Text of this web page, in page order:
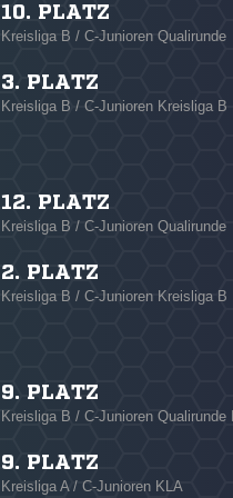
10. PLATZ
Kreisliga B / C-Junioren Qualirunde
3. PLATZ
Kreisliga B / C-Junioren Kreisliga B
12. PLATZ
Kreisliga B / C-Junioren Qualirunde
2. PLATZ
Kreisliga B / C-Junioren Kreisliga B
9. PLATZ
Kreisliga B / C-Junioren Qualirunde
9. PLATZ
Kreisliga A / C-Junioren KLA